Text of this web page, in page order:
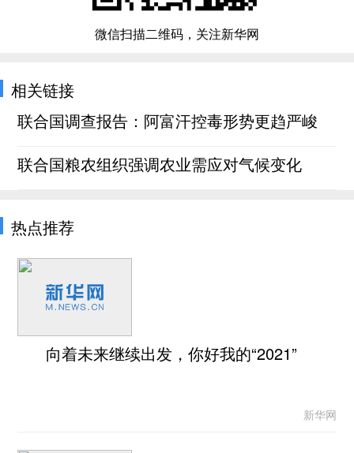
微信扫描二维码，关注新华网
相关链接
联合国调查报告：阿富汗控毒形势更趋严峻
联合国粮农组织强调农业需应对气候变化
热点推荐
向着未来继续出发，你好我的“2021”
新华网